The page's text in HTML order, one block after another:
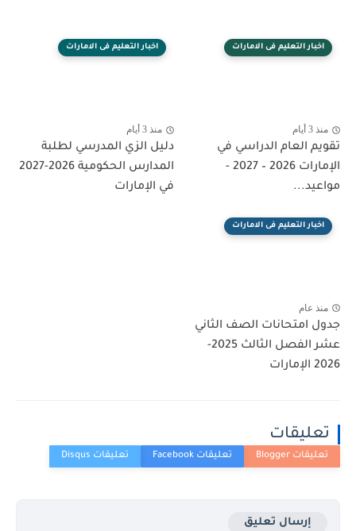
اخبار التعليم فى الامارات
منذ 3 أيام
تقويم العام الدراسي في
الإمارات 2026 – 2027 -
مواعيد...
اخبار التعليم فى الامارات
منذ 3 أيام
دليل الزي المدرسي لطلبة
المدارس الحكومية 2026-2027
في الإمارات
اخبار التعليم فى الامارات
منذ عام
جدول امتحانات الصف الثاني
عشر الفصل الثالث 2025-
2026 الإمارات
تعليقات
إرسال تعليق